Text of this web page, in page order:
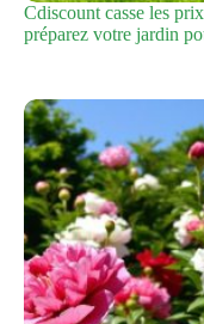
Cdiscount casse les
préparez votre jardin